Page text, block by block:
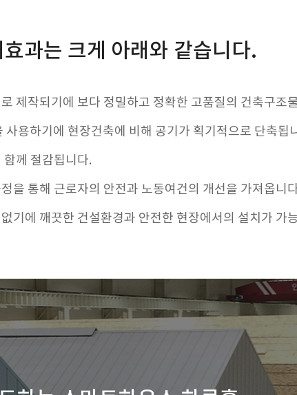
과는 크게 아래와 같습니다.
제작되기에 보다 정밀하고 정확한 고품질의 건축구조
용하기에 현장건축에 비해 공기가 획기적으로 단축됩
께 절감됩니다.
을 통해 근로자의 안전과 노동여건의 개선을 가져옵니
기에 깨끗한 건설환경과 안전한 현장에서의 설치가 가